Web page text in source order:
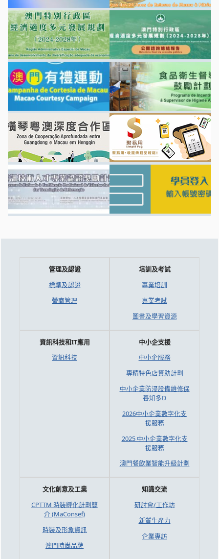
管理及認證
標準及認證
營商管理
培訓及考試
專業培訓
專業考試
圖書及學習資源
資訊科技和IT應用
資訊科技
中小企支援
中小企服務
專精特色店資助計劃
中小企業防浸設備維修保
養知多D
2026中小企業數字化支
援服務
2025 中小企業數字化支
援服務
澳門餐飲業智能升級計劃
文化創意及工業
CPTTM 時裝孵化計劃簡
介 (MaConsef)
時裝及形象資訊
澳門時尚品牌
知識交流
研討會/工作坊
新質生產力
企業專訪